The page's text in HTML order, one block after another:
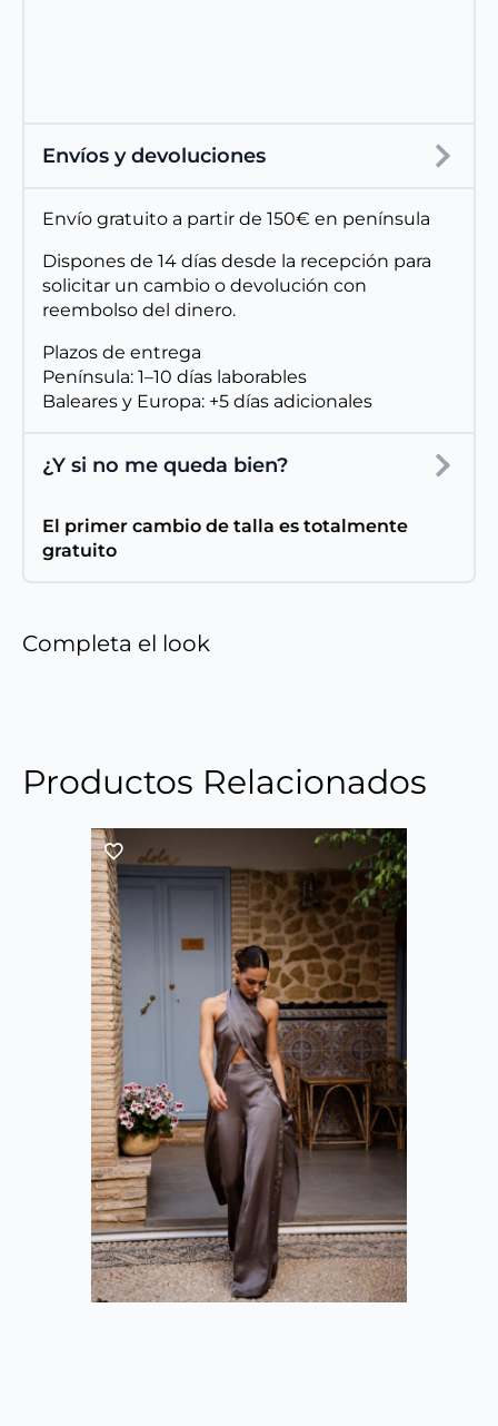
Envíos y devoluciones
Envío gratuito a partir de 150€ en península
Dispones de 14 días desde la recepción para
solicitar un cambio o devolución con
reembolso del dinero.
Plazos de entrega
Península: 1–10 días laborables
Baleares y Europa: +5 días adicionales
¿Y si no me queda bien?
El primer cambio de talla es totalmente
gratuito
Completa el look
Productos Relacionados